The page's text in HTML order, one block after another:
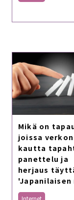
Mikä on
joissa verkon
kautta
panettelu ja
herjaus
'Japanilaisen
Internet